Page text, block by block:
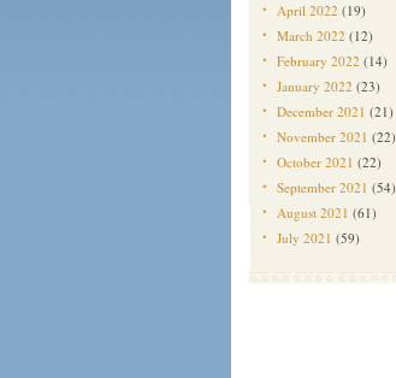
April 2022 (19)
March 2022 (12)
February 2022 (14)
January 2022 (23)
December 2021 (21)
November 2021 (22)
October 2021 (22)
September 2021 (54)
August 2021 (61)
July 2021 (59)